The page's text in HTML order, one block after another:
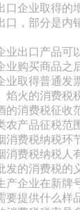
口企业取得的
口，部分是内
业出口产品可
业购买商品之
业取得普通发
焰火的消费税
的消费税征收
农产品征税范
消费税纳税环
消费税纳税人
发的消费税的
产企业在新牌
要提供什么样